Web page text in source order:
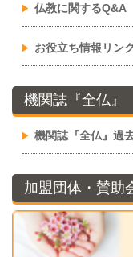
仏教に関するQ&A
お役立ち情報リン
機関誌『全仏』
機関誌『全仏』過
加盟団体・賛助